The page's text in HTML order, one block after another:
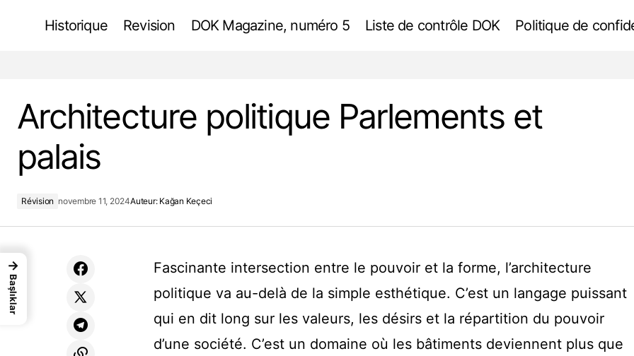
Historique Revision DOK Magazine, numéro 5 Liste de contrôle DOK Politique de
Architecture politique Parlements et
palais
Révision novembre 11, 2024Auteur: Kağan Keçeci
Fascinante intersection entre le pouvoir et la forme, l’architecture
politique va au-delà de la simple esthétique. C’est un langage puissant
qui en dit long sur les valeurs, les désirs et la répartition du pouvoir
d’une société. C’est un domaine où les bâtiments deviennent plus que
→
Başlıklar